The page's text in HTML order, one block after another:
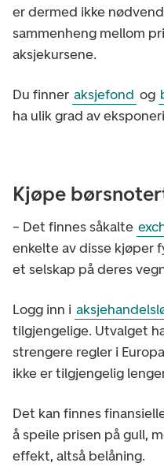
er dermed ikke
sammenheng mellom
aksjekursene.
Du finner aksjefond og
ha ulik grad av
Kjøpe
– Det finnes såkalte
enkelte av disse kjøper
et selskap på deres
Logg inn i
tilgjengelige. Utvalget
strengere regler i
ikke er tilgjengelig
Det kan finnes
å speile prisen på gull,
effekt, altså belåning.